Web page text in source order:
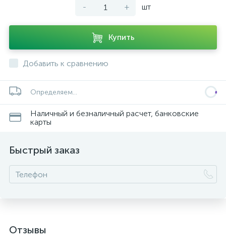
- + шт
Купить
Добавить к сравнению
Определяем...
Наличный и безналичный расчет, банковские
карты
Быстрый заказ
Отзывы